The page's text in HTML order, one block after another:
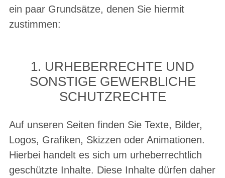
ein paar Grundsätze, denen Sie hiermit
zustimmen:
1. URHEBERRECHTE UND
SONSTIGE GEWERBLICHE
SCHUTZRECHTE
Auf unseren Seiten finden Sie Texte, Bilder,
Logos, Grafiken, Skizzen oder Animationen.
Hierbei handelt es sich um urheberrechtlich
geschützte Inhalte. Diese Inhalte dürfen daher